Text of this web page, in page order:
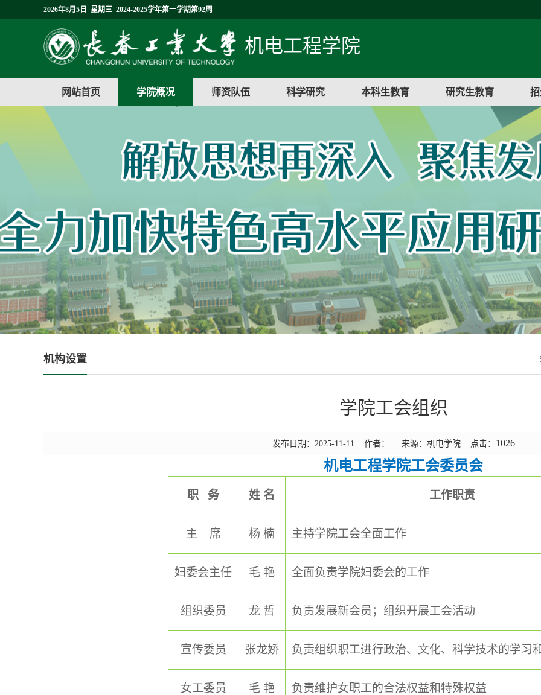
2026年8月5日 星期三 2024-2025学年第一学期第92周
机电工程学院
网站首页 学院概况 师资队伍 科学研究 本科生教育 研究生教育
机构设置
学院工会组织
发布日期：2025-11-11 作者： 来源：机电学院 点击： 1026
机电工程学院工会委员会
职 务 姓 名 工作职责
主 席 杨 楠 主持学院工会全面工作
妇委会主任 毛 艳 全面负责学院妇委会的工作
组织委员 龙 哲 负责发展新会员；组织开展工会活动
宣传委员 张龙娇 负责组织职工进行政治、文化、科学技术的学习
女工委员 毛 艳 负责维护女职工的合法权益和特殊权益